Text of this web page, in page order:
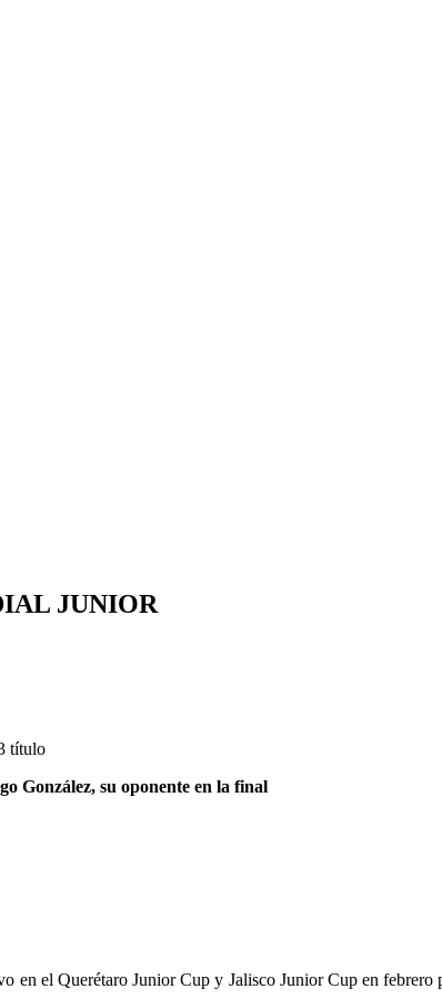
JUNIOR
González, su oponente en la final
el Querétaro Junior Cup y Jalisco Junior Cup en febrero